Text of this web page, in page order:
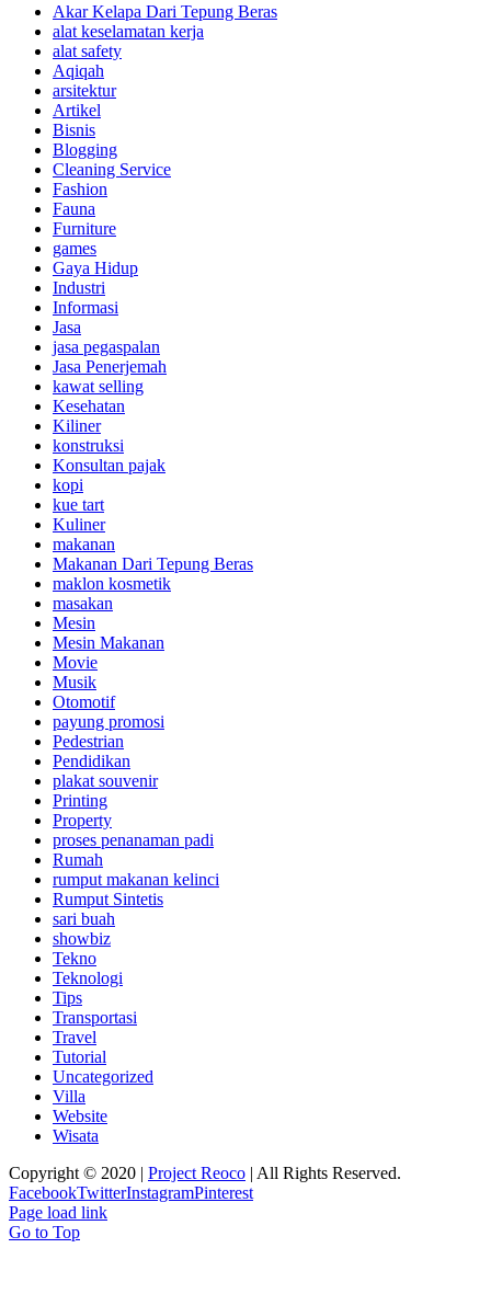
Akar Kelapa Dari Tepung Beras
alat keselamatan kerja
alat safety
Aqiqah
arsitektur
Artikel
Bisnis
Blogging
Cleaning Service
Fashion
Fauna
Furniture
games
Gaya Hidup
Industri
Informasi
Jasa
jasa pegaspalan
Jasa Penerjemah
kawat selling
Kesehatan
Kiliner
konstruksi
Konsultan pajak
kopi
kue tart
Kuliner
makanan
Makanan Dari Tepung Beras
maklon kosmetik
masakan
Mesin
Mesin Makanan
Movie
Musik
Otomotif
payung promosi
Pedestrian
Pendidikan
plakat souvenir
Printing
Property
proses penanaman padi
Rumah
rumput makanan kelinci
Rumput Sintetis
sari buah
showbiz
Tekno
Teknologi
Tips
Transportasi
Travel
Tutorial
Uncategorized
Villa
Website
Wisata
Copyright © 2020 | Project Reoco | All Rights Reserved.
FacebookTwitterInstagramPinterest
Page load link
Go to Top